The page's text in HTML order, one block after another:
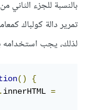
تمرير دالة كولباك
لذلك، يجب استخدامه
()
{
innerHTML =